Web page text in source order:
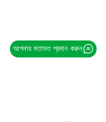
আপনার মতামত প্রদান করুন